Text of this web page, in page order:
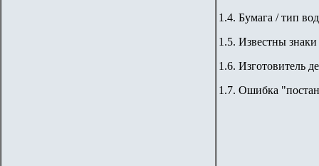
1.4. Бумага / тип
1.5. Известны
1.6. Изготовитель
1.7. Ошибка